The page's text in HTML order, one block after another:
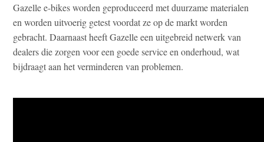
Gazelle e-bikes worden geproduceerd met duurzame materialen
en worden uitvoerig getest voordat ze op de markt worden
gebracht. Daarnaast heeft Gazelle een uitgebreid netwerk van
dealers die zorgen voor een goede service en onderhoud, wat
bijdraagt aan het verminderen van problemen.